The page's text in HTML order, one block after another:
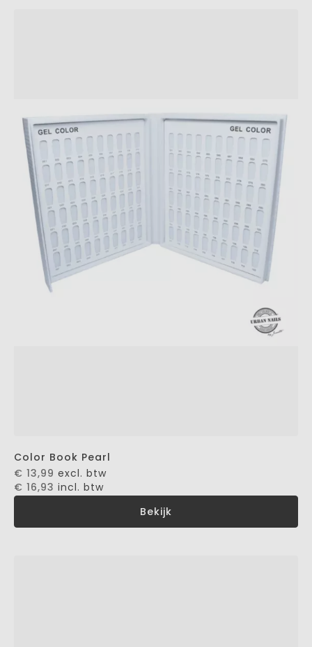
Color Book Pearl
€ 13,99 excl. btw
€ 16,93 incl. btw
Bekijk